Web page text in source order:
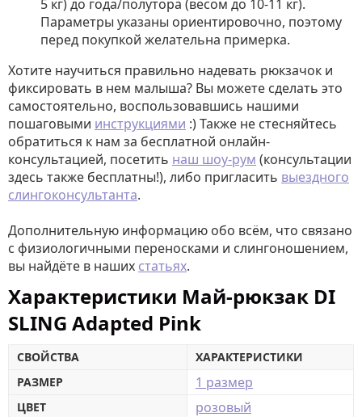
5 кг) до года/полутора (весом до 10-11 кг).
Параметры указаны ориентировочно, поэтому
перед покупкой желательна примерка.
Хотите научиться правильно надевать рюкзачок и
фиксировать в нем малыша? Вы можете сделать это
самостоятельно, воспользовавшись нашими
пошаговыми инструкциями :) Также не стесняйтесь
обратиться к нам за бесплатной онлайн-
консультацией, посетить наш шоу-рум (консультации
здесь также бесплатны!), либо пригласить выездного
слингоконсультанта.
Дополнительную информацию обо всём, что связано
с физиологичными переносками и слингоношением,
вы найдёте в наших статьях.
Характеристики Май-рюкзак DI
SLING Adapted Pink
СВОЙСТВА
ХАРАКТЕРИСТИКИ
РАЗМЕР
1 размер
ЦВЕТ розовый